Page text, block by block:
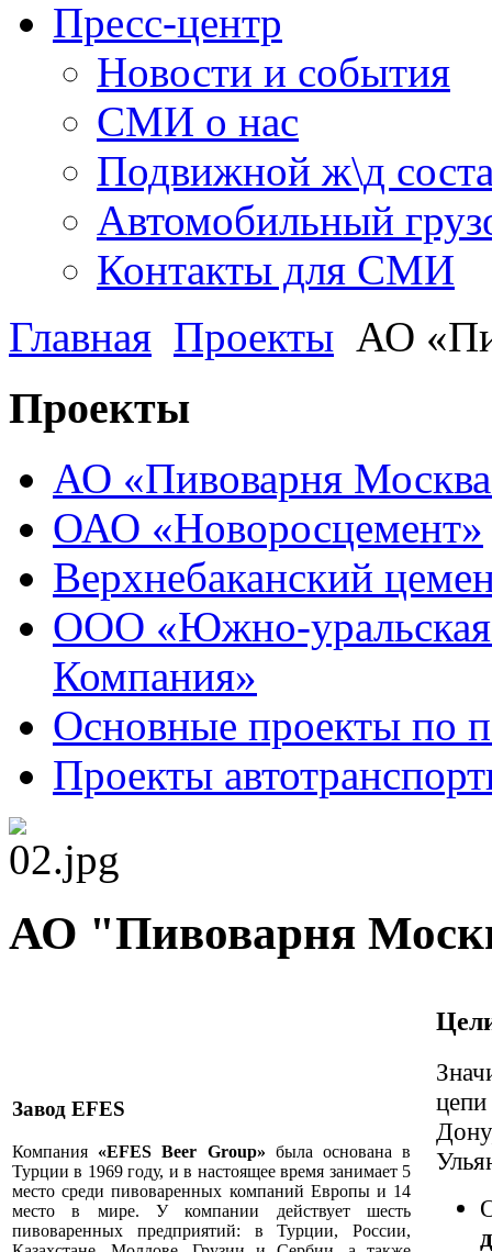
Пресс-центр
Новости и события
СМИ о нас
Подвижной ж\д
Автомобильный
Контакты для СМИ
Главная Проекты АО
Проекты
АО «Пивоварня
ОАО «Новоросцемент»
Верхнебаканский
ООО «Южно-уральская
Компания»
Основные проекты по
Проекты
АО "Пивоварня
Завод EFES
Компания «EFES Beer Group» была основана в
Турции в 1969 году, и в настоящее время занимает 5
место среди пивоваренных компаний Европы и 14
место в мире. У компании действует шесть
пивоваренных предприятий: в Турции, России,